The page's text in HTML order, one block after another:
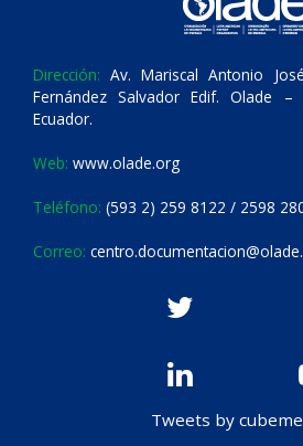
Dirección: Av. Mariscal Antonio
Fernández Salvador Edif. Olade
Ecuador.
Web: www.olade.org
Teléfono: (593 2) 259 8122 / 2598
Correo:
Tweets by